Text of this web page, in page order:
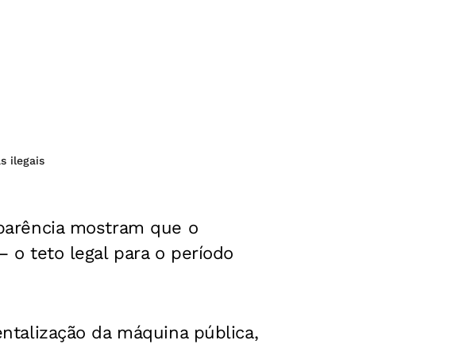
ilegais
mostram que o
o teto legal para o período
da máquina pública,